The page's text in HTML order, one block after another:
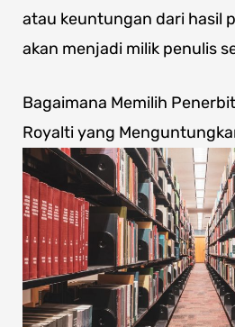
atau keuntungan dari hasil
akan menjadi milik penulis
Bagaimana Memilih
Royalti yang